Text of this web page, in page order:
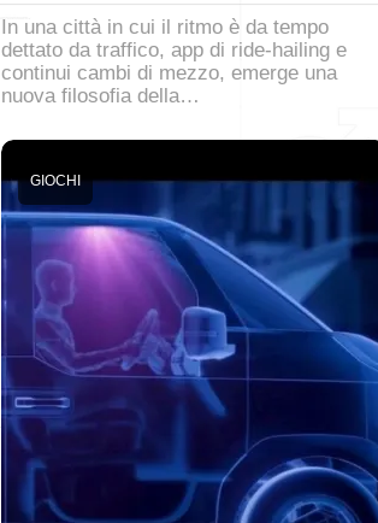
In una città in cui il ritmo è da tempo
dettato da traffico, app di ride-hailing e
continui cambi di mezzo, emerge una
nuova filosofia della…
GIOCHI